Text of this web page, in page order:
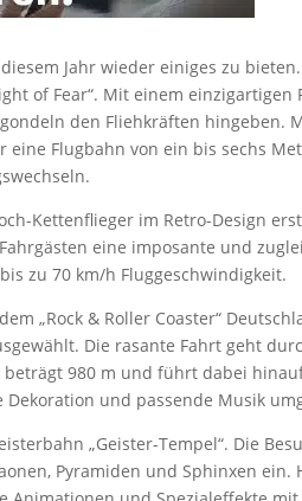
Jahr wieder einiges zu
of Fear“. Mit einem einzigartigen
den Fliehkräften hingeben.
Flugbahn von ein bis sechs
Kettenflieger im Retro-Design
eine imposante und
zu 70 km/h Fluggeschwindigkeit.
„Rock & Roller Coaster“
Die rasante Fahrt geht
beträgt 980 m und führt dabei
und passende Musik
„Geister-Tempel“. Die
Pyramiden und Sphinxen ein.